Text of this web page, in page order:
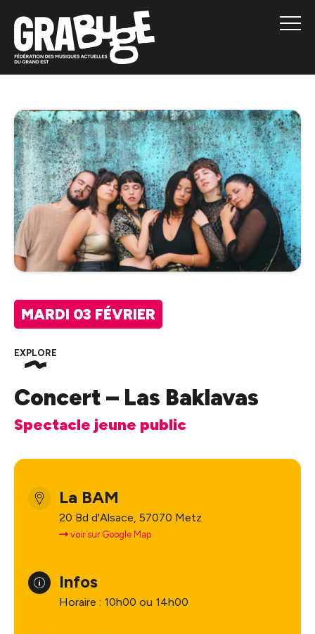
MARDI 03 FÉVRIER
EXPLORE
Concert – Las Baklavas
Spectacle jeune public
La BAM
20 Bd d'Alsace, 57070 Metz
voir sur Google Map
Infos
Horaire : 10h00 ou 14h00